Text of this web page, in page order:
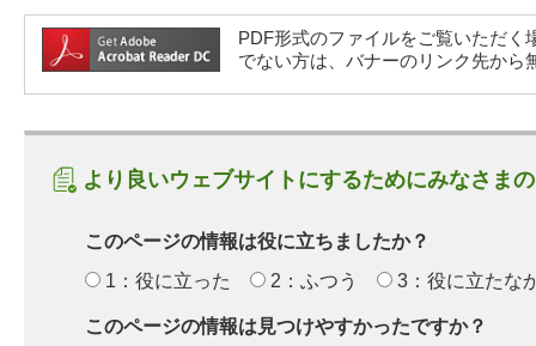
PDF形式のファイルをご覧いただく
でない方は、バナーのリンク先から
より良いウェブサイトにするためにみなさま
このページの情報は役に立ちましたか？
1：役に立った
2：ふつう 3：役に立たな
このページの情報は見つけやすかったですか？